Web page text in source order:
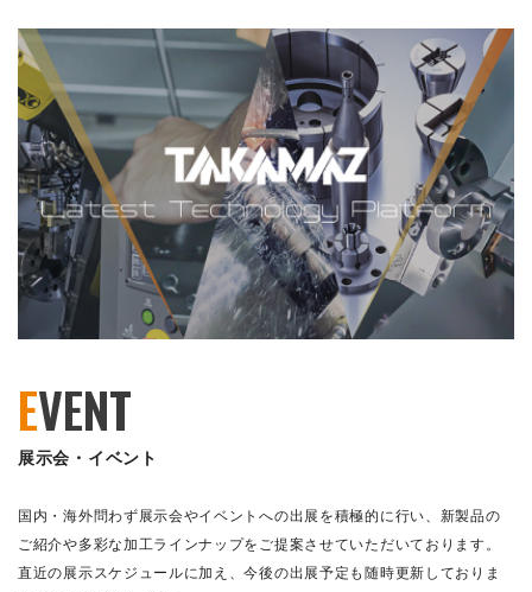
EVENT
展示会・イベント
国内・海外問わず展示会やイベントへの出展を積極的に行い、新製品の
ご紹介や多彩な加工ラインナップをご提案させていただいております。
直近の展示スケジュールに加え、今後の出展予定も随時更新しておりま